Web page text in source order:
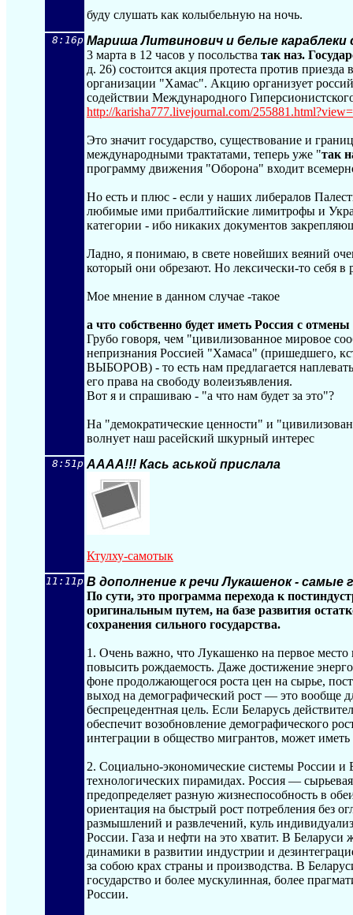
буду слушать как колыбельную на ночь.
8:16p Мариша Литвинович и белые караблеки
3 марта в 12 часов у посольства так наз.
д. 26) состоится акция протеста против
организации "Хамас". Акцию организует
содействии Международного
http://karisha777.livejournal.com/255881.h
Это значит государство, существование и
международными трактатами, теперь уже "так
программу движения "Оборона" входит
Но есть и плюс - если у наших либералов
любимые ими прибалтийские лимитрофы и
категории - ибо никаких документов
Ладно, я понимаю, в свете новейших веяний
который они обрезают. Но лексически-то себя в
Мое мнение в данном случае -такое
а что собственно будет иметь Россия с
Грубо говоря, чем "цивилизованное мировое
непризнания Россией "Хамаса"
ВЫБОРОВ) - то есть нам предлагается
его права на свободу волеизъявления.
Вот я и спрашиваю - "а что нам будет за это"?
На "демократические ценности" и
волнует наш расейский шкурный интерес
8:51p АААА!!! Кась аськой прислала
Ктулху-самотык
11:11p В дополнение к речи Лукашенок - самые
По сути, это программа перехода к
оригинальным путем, на базе развития
сохранения сильного государства.
1. Очень важно, что Лукашенко на первое место
повысить рождаемость. Даже достижение
фоне продолжающегося роста цен на сырье,
выход на демографический рост — это вообще
беспрецедентная цель. Если Беларусь
обеспечит возобновление демографического
интеграции в общество мигрантов, может иметь
2. Социально-экономические системы России и
технологических пирамидах. Россия —
предопределяет разную жизнеспособность в
ориентация на быстрый рост потребления без
размышлений и развлечений, куль
России. Газа и нефти на это хватит. В Беларуси
динамики в развитии индустрии и
за собою крах страны и производства. В
государство и более мускулинная, более
России.